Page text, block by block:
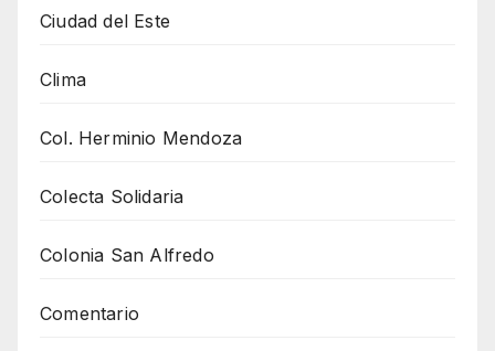
Ciudad del Este
Clima
Col. Herminio Mendoza
Colecta Solidaria
Colonia San Alfredo
Comentario